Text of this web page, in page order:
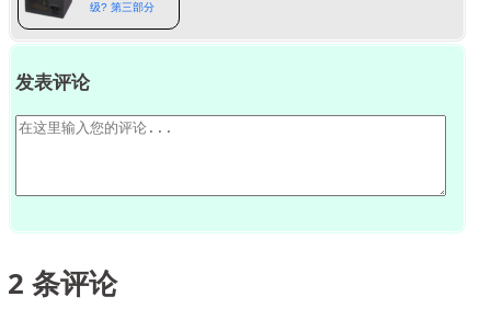
级? 第三部分
发表评论
2 条评论